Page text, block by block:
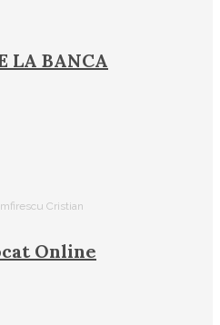
Cristian
LA BANCA
Online